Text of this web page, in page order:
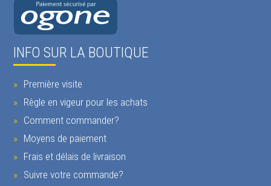
INFO SUR LA BOUTIQUE
Première visite
Règle en vigeur pour les achats
Comment commander?
Moyens de paiement
Frais et délais de livraison
Suivre votre commande?